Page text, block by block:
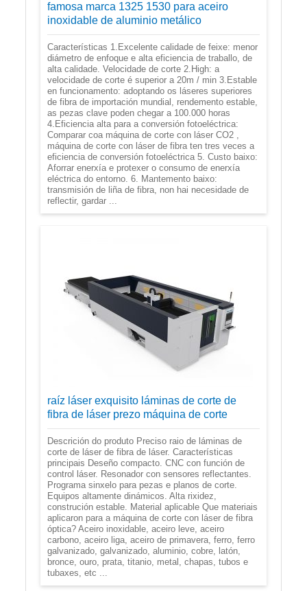
famosa marca 1325 1530 para aceiro
inoxidable de aluminio metálico
Características 1.Excelente calidade de feixe: menor
diámetro de enfoque e alta eficiencia de traballo, de
alta calidade. Velocidade de corte 2.High: a
velocidade de corte é superior a 20m / min 3.Estable
en funcionamento: adoptando os láseres superiores
de fibra de importación mundial, rendemento estable,
as pezas clave poden chegar a 100.000 horas
4.Eficiencia alta para a conversión fotoeléctrica:
Comparar coa máquina de corte con láser CO2 ,
máquina de corte con láser de fibra ten tres veces a
eficiencia de conversión fotoeléctrica 5. Custo baixo:
Aforrar enerxía e protexer o consumo de enerxía
eléctrica do entorno. 6. Mantemento baixo:
transmisión de liña de fibra, non hai necesidade de
reflectir, gardar ...
raíz láser exquisito láminas de corte de
fibra de láser prezo máquina de corte
Descrición do produto Preciso raio de láminas de
corte de láser de fibra de láser. Características
principais Deseño compacto. CNC con función de
control láser. Resonador con sensores reflectantes.
Programa sinxelo para pezas e planos de corte.
Equipos altamente dinámicos. Alta rixidez,
construción estable. Material aplicable Que materiais
aplicaron para a máquina de corte con láser de fibra
óptica? Aceiro inoxidable, aceiro leve, aceiro
carbono, aceiro liga, aceiro de primavera, ferro, ferro
galvanizado, galvanizado, aluminio, cobre, latón,
bronce, ouro, prata, titanio, metal, chapas, tubos e
tubaxes, etc ...